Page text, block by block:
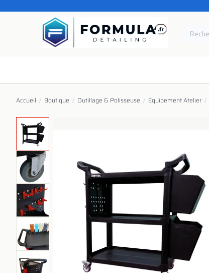
SE RENDRE AU CONTENU
Accueil / Boutique / Outillage & Polisseuse / Equipement Atelier /